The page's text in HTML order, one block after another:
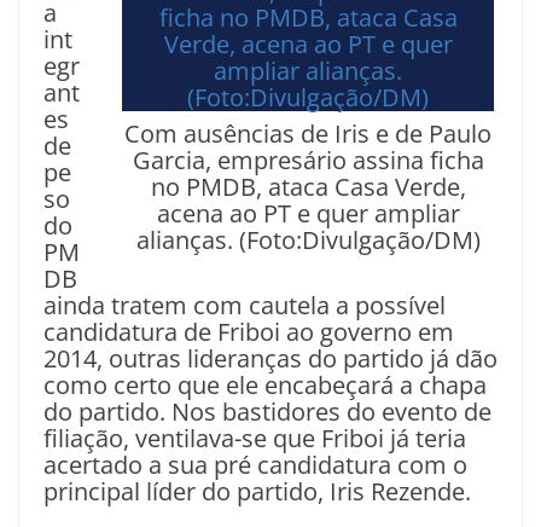
Com ausências de Iris e de Paulo
Garcia, empresário assina ficha
no PMDB, ataca Casa Verde,
acena ao PT e quer ampliar
alianças. (Foto:Divulgação/DM)
a
int
egr
ant
es
de
pe
so
do
PM
DB
ainda tratem com cautela a possível
candidatura de Friboi ao governo em
2014, outras lideranças do partido já dão
como certo que ele encabeçará a chapa
do partido. Nos bastidores do evento de
filiação, ventilava-se que Friboi já teria
acertado a sua pré candidatura com o
principal líder do partido, Iris Rezende.